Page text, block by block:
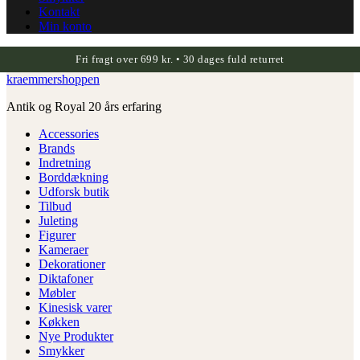
Kontakt
Min konto
Fri fragt over 699 kr. • 30 dages fuld returret
kraemmershoppen
Antik og Royal 20 års erfaring
Accessories
Brands
Indretning
Borddækning
Udforsk butik
Tilbud
Juleting
Figurer
Kameraer
Dekorationer
Diktafoner
Møbler
Kinesisk varer
Køkken
Nye Produkter
Smykker